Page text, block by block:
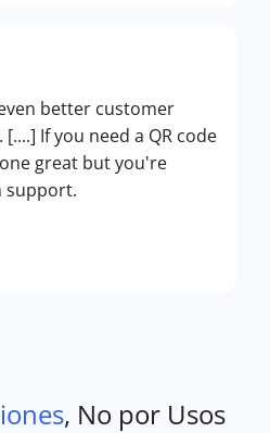
better customer
If you need a QR code
great but you're
support.
, No por Usos